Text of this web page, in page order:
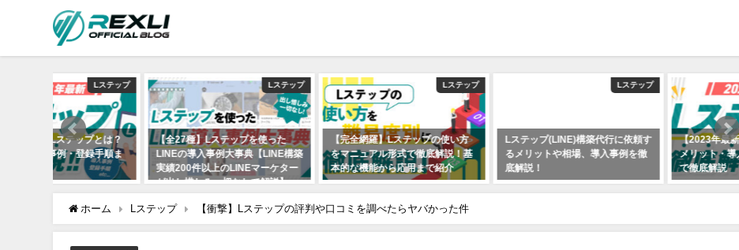
Lステップ
【全27種】Lステップを使った
LINEの導入事例大事典【LINE構築
実績200件以上のLINEマーケター
が出し惜しみ一切なしで解説】
Lステップ
【完全網羅】Lステップの使い方
をマニュアル形式で徹底解説！基
本的な機能から応用まで紹介
Lステップ(LINE)構築代行に依頼す
るメリットや相場、導入事例を徹
底解説！
Lステップ
【2023年最新】Lステップとは？
メリット・導入事例・登録手順ま
ホーム Lステップ 【衝撃】Lステップの評判や口コミを調べたらヤバかった件